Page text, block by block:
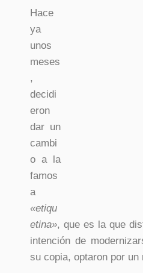
Hace
ya
unos
meses
,
decidi
eron
dar un
cambi
o a la
famos
a
«etiqu
etina», que es la que
intención de
su copia, optaron por un